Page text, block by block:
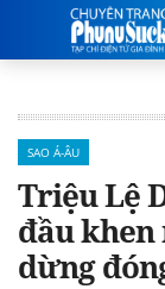
SAO Á-ÂU
Triệu Lệ
đầu
dừng